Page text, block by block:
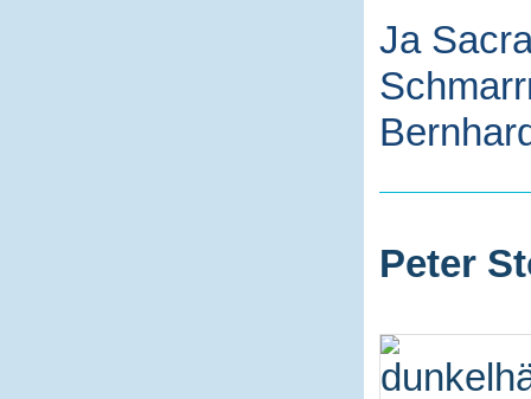
Ja
Peter